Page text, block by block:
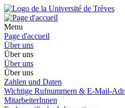
Menu
Page d'accueil
Über uns
Über uns
Über uns
Über uns
Zahlen und Daten
Wichtige Rufnummern & E-Mail-
MitarbeiterInnen